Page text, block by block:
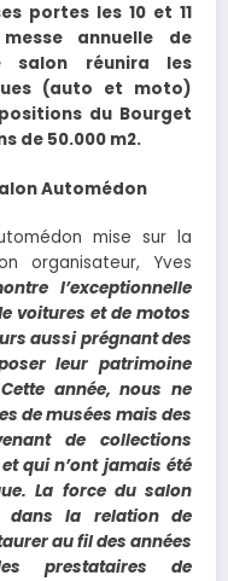
portes les 10 et 11
annuelle de
salon réunira les
(auto et moto)
du Bourget
de 50.000 m2.
Automédon
mise sur la
organisateur, Yves
l’exceptionnelle
voitures et de motos
aussi prégnant des
leur patrimoine
année, nous ne
de musées mais des
de collections
qui n’ont jamais été
La force du salon
dans la relation de
au fil des années
prestataires de